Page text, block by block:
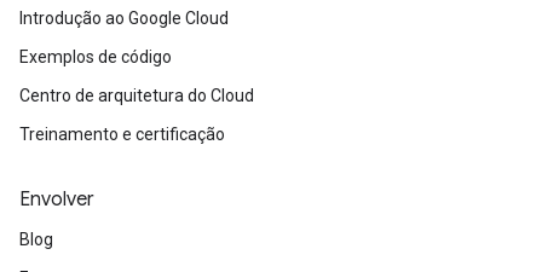
Introdução ao Google Cloud
Exemplos de código
Centro de arquitetura do Cloud
Treinamento e certificação
Envolver
Blog